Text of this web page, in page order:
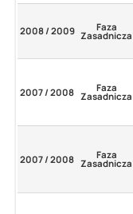
2008 / 2009 Faza
Zasadnicza
2007 / 2008 Faza
Zasadnicza
2007 / 2008 Faza
Zasadnicza